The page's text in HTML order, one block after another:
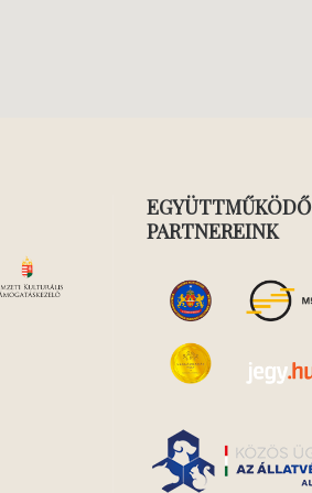
EGYÜTTMŰKÖDŐ
PARTNEREINK